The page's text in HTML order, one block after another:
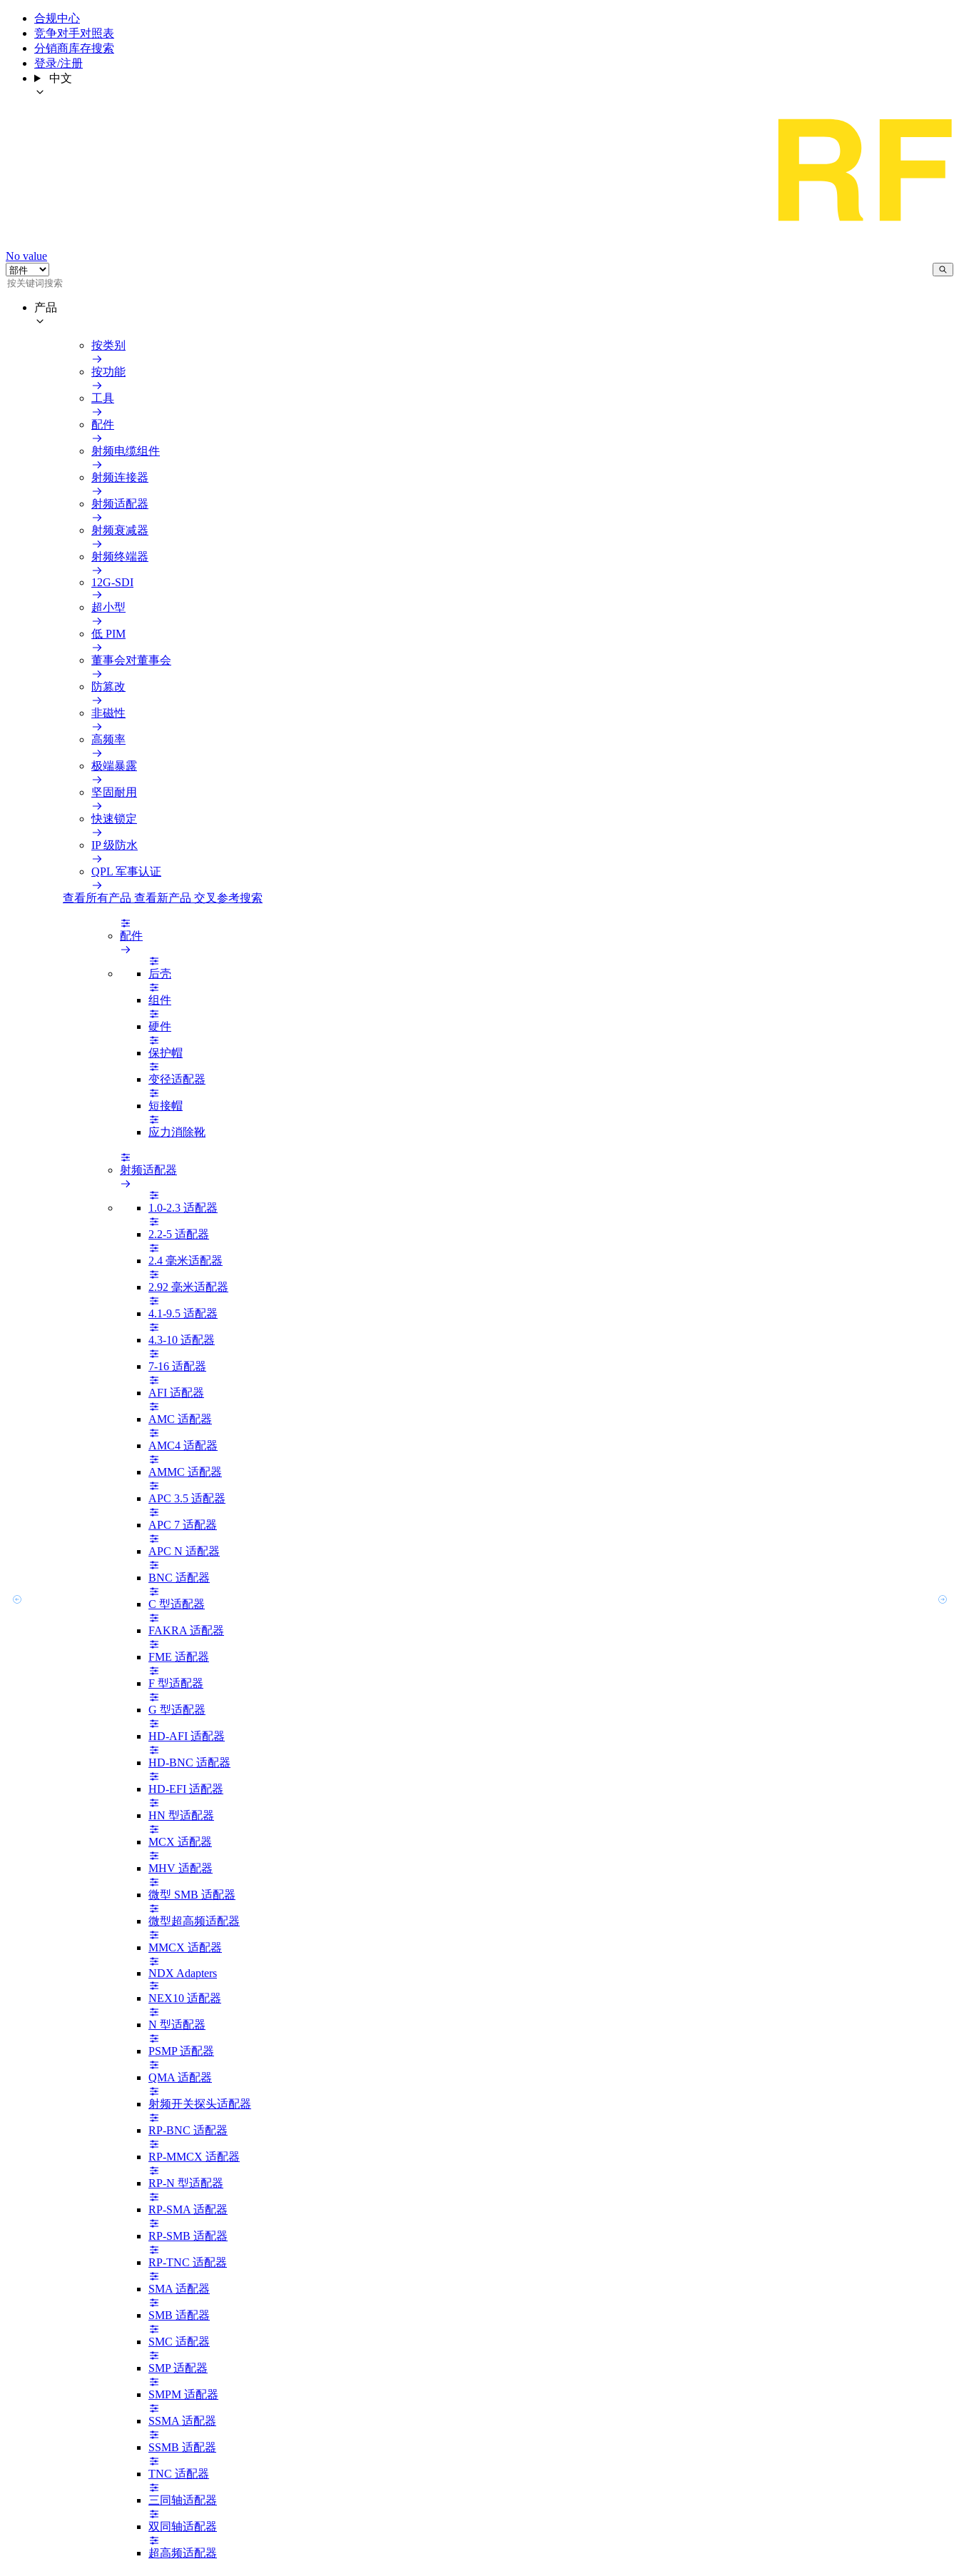
合规中心
竞争对手对照表
分销商库存搜索
登录/注册
中文
No value
产品
按类别
按功能
工具
配件
射频电缆组件
射频连接器
射频适配器
射频衰减器
射频终端器
12G-SDI
超小型
低 PIM
董事会对董事会
防篡改
非磁性
高频率
极端暴露
坚固耐用
快速锁定
IP 级防水
QPL 军事认证
查看所有产品 查看新产品 交叉参考搜索
配件
后壳
组件
硬件
保护帽
变径适配器
短接帽
应力消除靴
射频适配器
1.0-2.3 适配器
2.2-5 适配器
2.4 毫米适配器
2.92 毫米适配器
4.1-9.5 适配器
4.3-10 适配器
7-16 适配器
AFI 适配器
AMC 适配器
AMC4 适配器
AMMC 适配器
APC 3.5 适配器
APC 7 适配器
APC N 适配器
BNC 适配器
C 型适配器
FAKRA 适配器
FME 适配器
F 型适配器
G 型适配器
HD-AFI 适配器
HD-BNC 适配器
HD-EFI 适配器
HN 型适配器
MCX 适配器
MHV 适配器
微型 SMB 适配器
微型超高频适配器
MMCX 适配器
NDX Adapters
NEX10 适配器
N 型适配器
PSMP 适配器
QMA 适配器
射频开关探头适配器
RP-BNC 适配器
RP-MMCX 适配器
RP-N 型适配器
RP-SMA 适配器
RP-SMB 适配器
RP-TNC 适配器
SMA 适配器
SMB 适配器
SMC 适配器
SMP 适配器
SMPM 适配器
SSMA 适配器
SSMB 适配器
TNC 适配器
三同轴适配器
双同轴适配器
超高频适配器